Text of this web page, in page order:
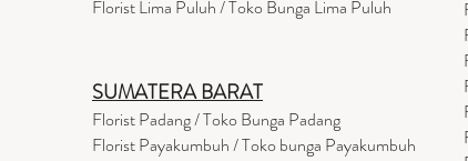
Florist Lima Puluh / Toko Bunga Lima Puluh
SUMATERA BARAT
Florist Padang / Toko Bunga Padang
Florist Payakumbuh / Toko bunga Payakumbuh